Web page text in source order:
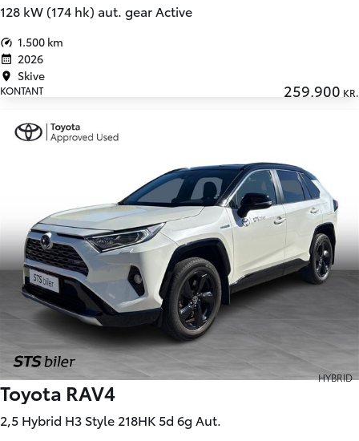
128 kW (174 hk) aut. gear Active
1.500 km
2026
Skive
KONTANT 259.900 KR.
HYBRID
Toyota RAV4
2,5 Hybrid H3 Style 218HK 5d 6g Aut.